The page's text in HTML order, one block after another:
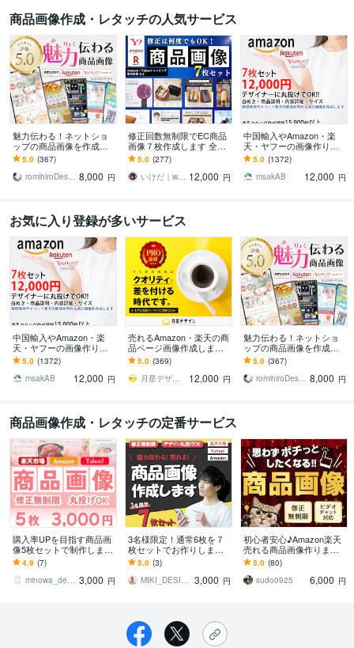
商品画像作成・レタッチの人気サービス
魅力伝わる！ネットショ
ップの商品画像を作成し
ます 楽天市場、amazonな
どの商品画像・商品ペー
ジをデザイン
5.0 (367)
romihiroDesign 8,000 円
修正回数無制限でEC商品
画像７枚作成します 全て
お任せでもOK◎素材のAI
生成も無料で対応しま
す！
5.0 (277)
いけだ｜web画像デザイン全般 12,000 円
中国輸入やAmazon・楽
天・ヤフーの画像作りま
す カタログ画像まで手が
回らない方やプロに頼み
たい方へ
5.0 (1372)
msakAB
12,000 円
お気に入り登録が多いサービス
中国輸入やAmazon・楽
天・ヤフーの画像作りま
す カタログ画像まで手が
回らない方やプロに頼み
たい方へ
5.0 (1372)
msakAB
12,000 円
売れるAmazon・楽天の商
品ページ画像作成します
【PRO認定 第1号】品質
を重視したいECセラーの
皆様へ
5.0 (369)
月星デザイン Tsukiboshi
12,000 円
魅力伝わる！ネットショ
ップの商品画像を作成し
ます 楽天市場、amazonな
どの商品画像・商品ペー
ジをデザイン
5.0 (367)
romihiroDesign 8,000 円
商品画像作成・レタッチの定番サービス
購入率UPを目指す商品画
像5枚セットで制作します
商品の魅力を伝える画像
ならお任せください。
4.9 (7)
minowa_design 3,000 円
3名様限定！通常6枚を７
枚セットでお作りします
現役デザイナーが低単
価！高クオリティ！商品
の魅力引き出します
5.0 (3)
MIKI_DESIGN_ 3,000 円
初心者安心♪Amazon楽天
売れる商品画像作ります
まるっとお任せ♪思わず買
いたくなる！魅力たっぷ
りの商品画像
5.0 (80)
sudo0925
6,000 円